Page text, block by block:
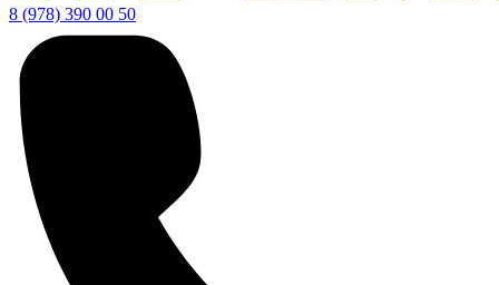
8 (978) 390 00 50